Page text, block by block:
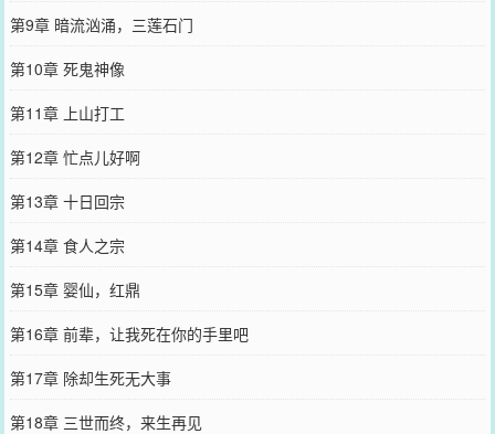
第9章 暗流汹涌，三莲石门
第10章 死鬼神像
第11章 上山打工
第12章 忙点儿好啊
第13章 十日回宗
第14章 食人之宗
第15章 婴仙，红鼎
第16章 前辈，让我死在你的手里吧
第17章 除却生死无大事
第18章 三世而终，来生再见